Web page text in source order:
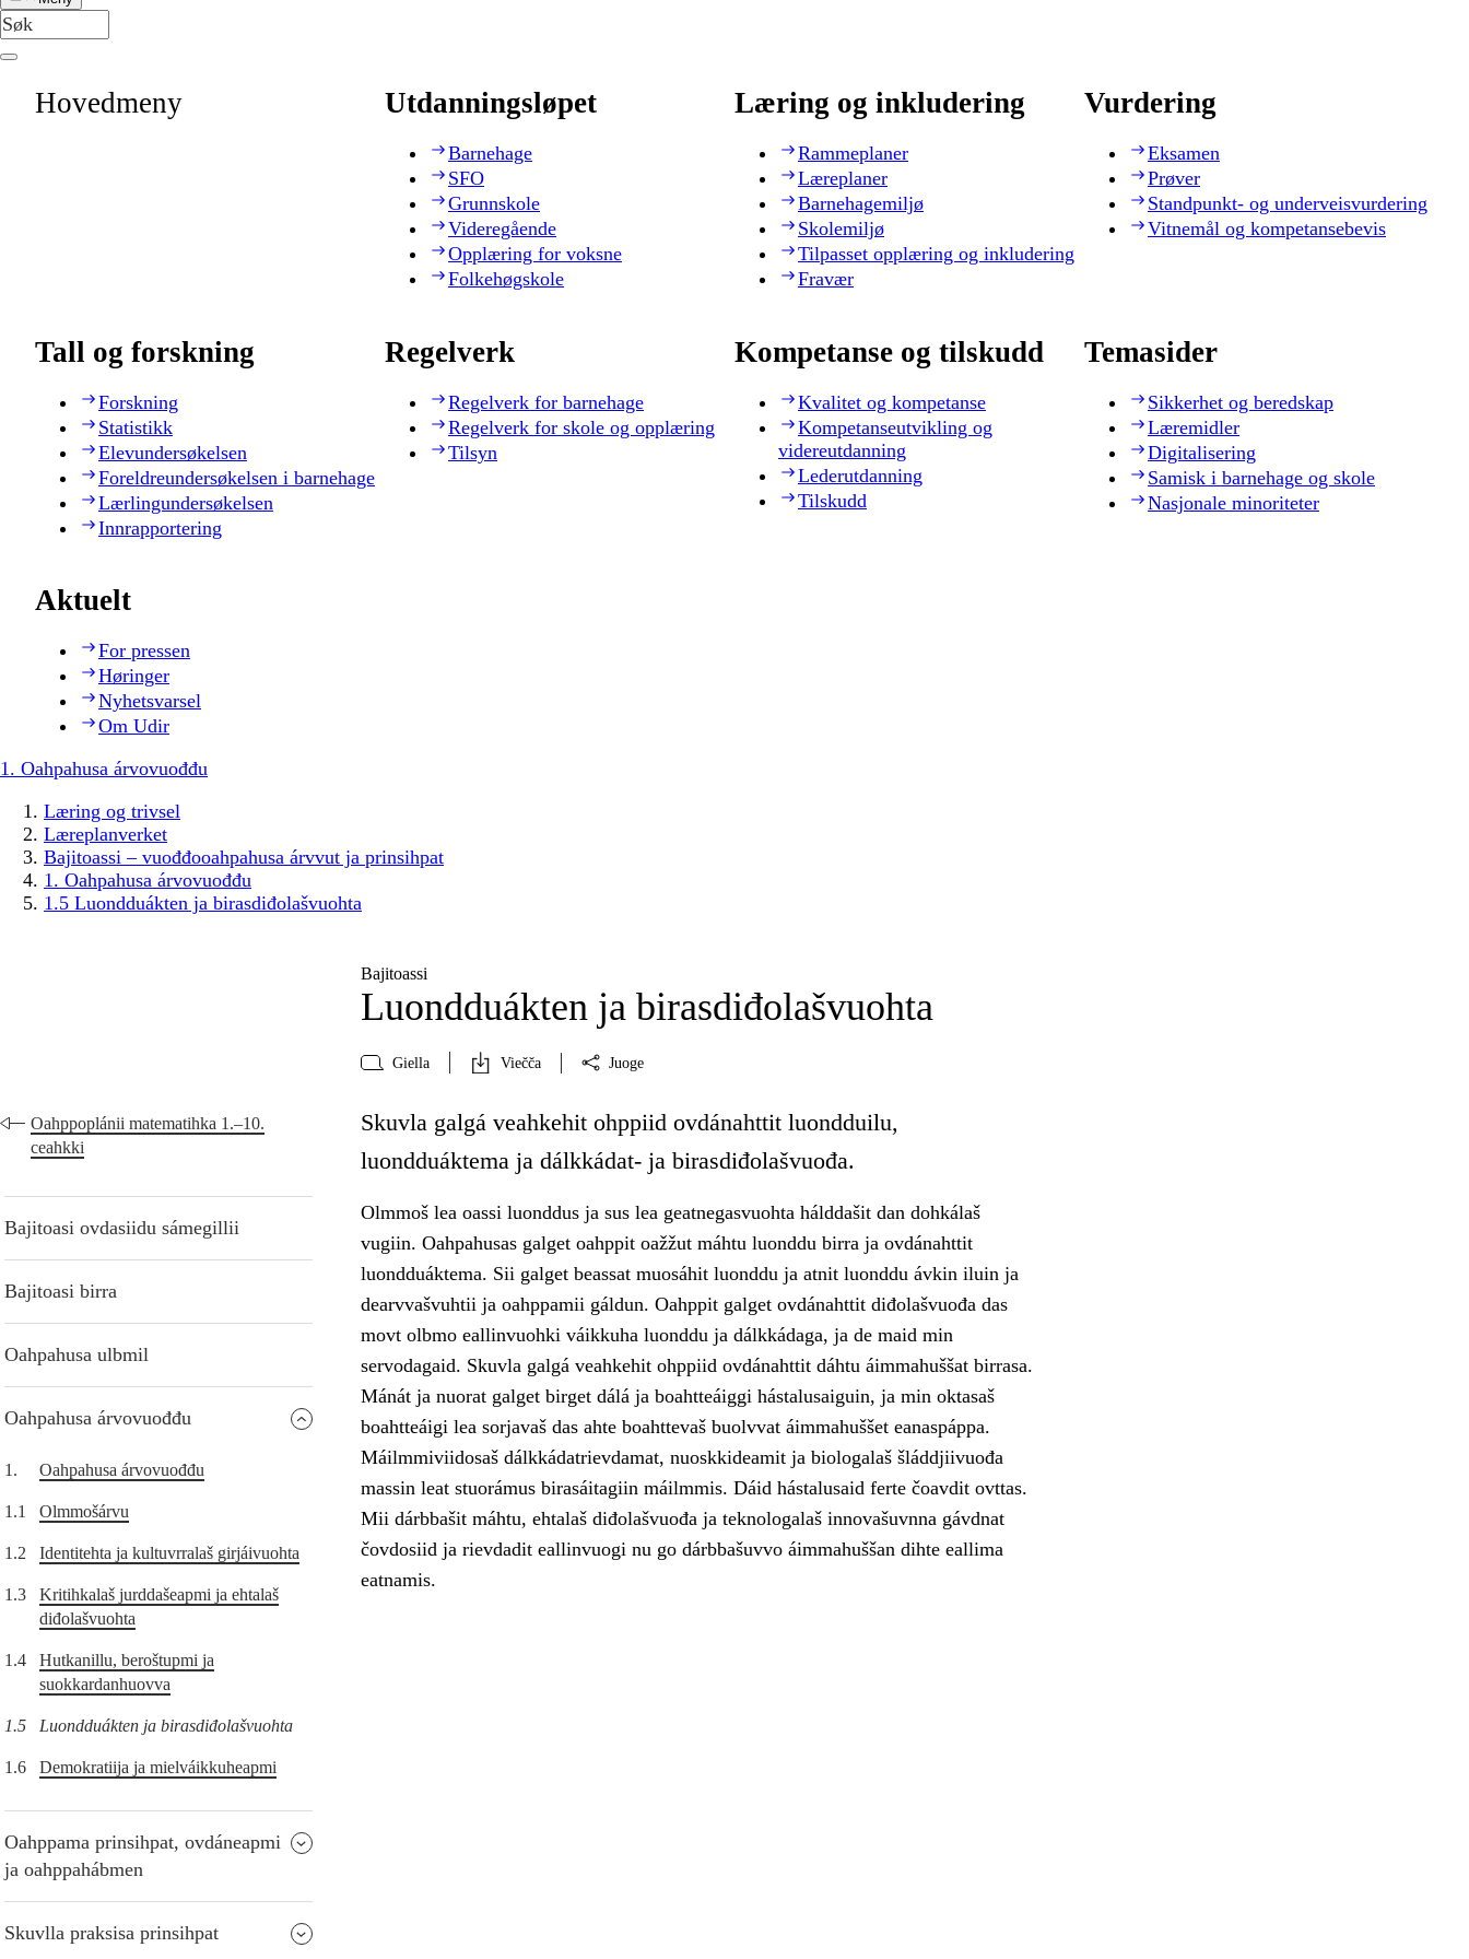
Hovedmeny Utdanningsløpet
Barnehage
SFO
Grunnskole
Videregående
Opplæring for voksne
Folkehøgskole
Læring og inkludering
Rammeplaner
Læreplaner
Barnehagemiljø
Skolemiljø
Tilpasset opplæring og inkludering
Fravær
Vurdering
Eksamen
Prøver
Standpunkt- og underveisvurdering
Vitnemål og kompetansebevis
Tall og forskning
Forskning
Statistikk
Elevundersøkelsen
Foreldreundersøkelsen i barnehage
Lærlingundersøkelsen
Innrapportering
Regelverk
Regelverk for barnehage
Regelverk for skole og opplæring
Tilsyn
Kompetanse og tilskudd
Kvalitet og kompetanse
Kompetanseutvikling og
videreutdanning
Lederutdanning
Tilskudd
Temasider
Sikkerhet og beredskap
Læremidler
Digitalisering
Samisk i barnehage og skole
Nasjonale minoriteter
Aktuelt
For pressen
Høringer
Nyhetsvarsel
Om Udir
1. Oahpahusa árvovuođđu
Læring og trivsel
Læreplanverket
Bajitoassi – vuođđooahpahusa árvvut ja prinsihpat
1. Oahpahusa árvovuođđu
1.5 Luondduákten ja birasdiđolašvuohta
Bajitoassi
Luondduákten ja birasdiđolašvuohta
Giella Viečča Juoge
Oahppoplánii matematihka 1.–10.
ceahkki
Bajitoasi ovdasiidu sámegillii
Bajitoasi birra
Oahpahusa ulbmil
Oahpahusa árvovuođđu
1. Oahpahusa árvovuođđu
1.1 Olmmošárvu
1.2 Identitehta ja kultuvrralaš girjáivuohta
1.3
Kritihkalaš jurddašeapmi ja ehtalaš
diđolašvuohta
1.4
Hutkanillu, beroštupmi ja
suokkardanhuovva
1.5 Luondduákten ja birasdiđolašvuohta
1.6 Demokratiija ja mielváikkuheapmi
Oahppama prinsihpat, ovdáneapmi
ja oahppahábmen
Skuvlla praksisa prinsihpat
Skuvla galgá veahkehit ohppiid ovdánahttit luondduilu,
luondduáktema ja dálkkádat- ja birasdiđolašvuođa.
Olmmoš lea oassi luonddus ja sus lea geatnegasvuohta hálddašit dan dohkálaš
vugiin. Oahpahusas galget oahppit oažžut máhtu luonddu birra ja ovdánahttit
luondduáktema. Sii galget beassat muosáhit luonddu ja atnit luonddu ávkin iluin ja
dearvvašvuhtii ja oahppamii gáldun. Oahppit galget ovdánahttit diđolašvuođa das
movt olbmo eallinvuohki váikkuha luonddu ja dálkkádaga, ja de maid min
servodagaid. Skuvla galgá veahkehit ohppiid ovdánahttit dáhtu áimmahuššat birrasa.
Mánát ja nuorat galget birget dálá ja boahtteáiggi hástalusaiguin, ja min oktasaš
boahtteáigi lea sorjavaš das ahte boahttevaš buolvvat áimmahuššet eanaspáppa.
Máilmmiviidosaš dálkkádatrievdamat, nuoskkideamit ja biologalaš šláddjiivuođa
massin leat stuorámus birasáitagiin máilmmis. Dáid hástalusaid ferte čoavdit ovttas.
Mii dárbbašit máhtu, ehtalaš diđolašvuođa ja teknologalaš innovašuvnna gávdnat
čovdosiid ja rievdadit eallinvuogi nu go dárbbašuvvo áimmahuššan dihte eallima
eatnamis.